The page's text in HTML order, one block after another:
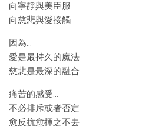
向寧靜與美臣服
向慈悲與愛接觸
因為…
愛是最持久的魔法
慈悲是最深的融合
痛苦的感受…
不必排斥或者否定
愈反抗愈揮之不去